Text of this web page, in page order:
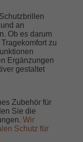
an
Ob es darum
zu
Ergänzungen
gestaltet
Zubehör für
Sie die
Wir
Schutz für